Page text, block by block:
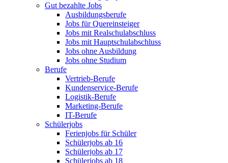
Gut bezahlte Jobs
Ausbildungsberufe
Jobs für Quereinsteiger
Jobs mit Realschulabschluss
Jobs mit Hauptschulabschluss
Jobs ohne Ausbildung
Jobs ohne Studium
Berufe
Vertrieb-Berufe
Kundenservice-Berufe
Logistik-Berufe
Marketing-Berufe
IT-Berufe
Schülerjobs
Ferienjobs für Schüler
Schülerjobs ab 16
Schülerjobs ab 17
Schülerjobs ab 18